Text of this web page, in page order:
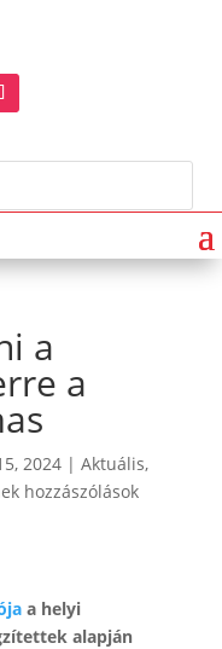
a
a
2024| Aktuális,
hozzászólások
a helyi
alapján